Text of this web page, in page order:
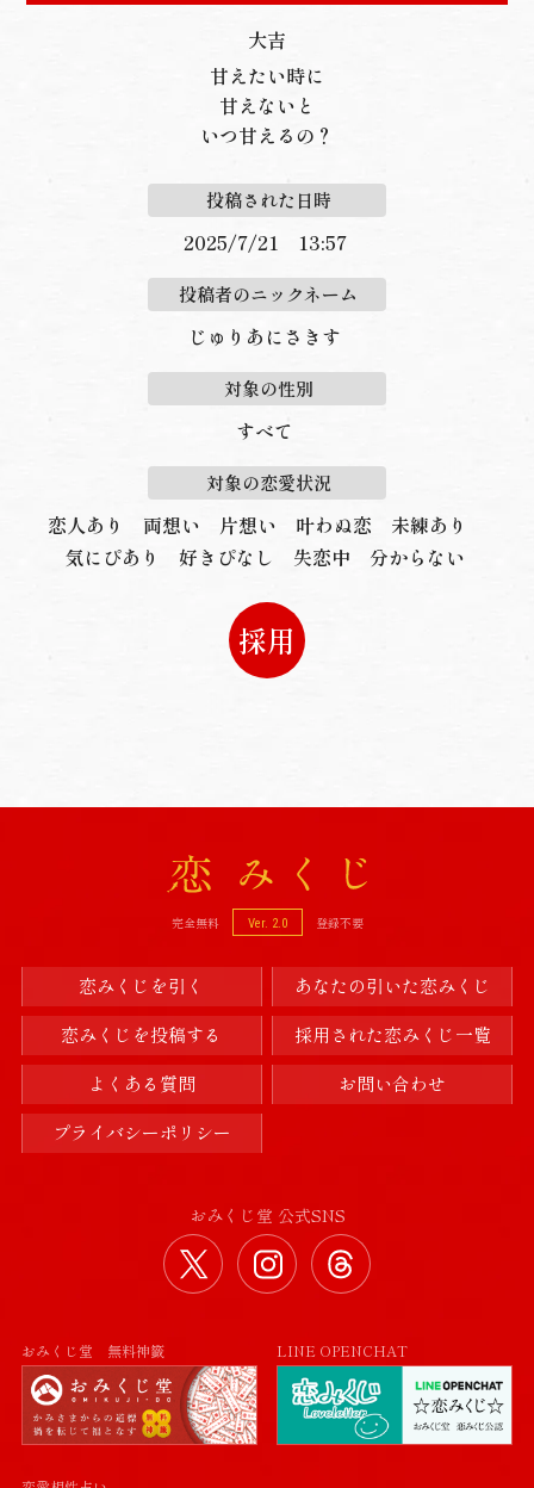
大吉
甘えたい時に
甘えないと
いつ甘えるの？
投稿された日時
2025/7/21 13:57
投稿者のニックネーム
じゅりあにさきす
対象の性別
すべて
対象の恋愛状況
恋人あり 両想い 片想い 叶わぬ恋
未練あり
気にぴあり
好きぴなし 失恋中 分からない
採用
完全無料 Ver. 2.0 登録不要
恋みくじを引く
あなたの引いた恋みくじ
恋みくじを投稿する
採用された恋みくじ一覧
よくある質問
お問い合わせ
プライバシーポリシー
おみくじ堂 公式SNS
おみくじ堂 公式Twitter
おみくじ堂 公式
おみくじ堂 無料神籤 LINE OPENCHAT